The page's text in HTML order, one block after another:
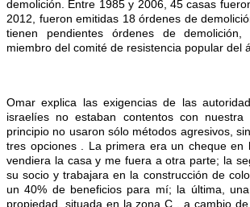
demolición. Entre 1985 y 2006, 45 casas
2012, fueron emitidas 18 órdenes de
tienen pendientes órdenes de
miembro del comité de resistencia popular del
Omar explica las exigencias de las
israelíes no estaban contentos con
principio no usaron sólo métodos agresivos,
tres opciones . La primera era un cheque en
vendiera la casa y me fuera a otra parte; la
su socio y trabajara en la construcción de
un 40% de beneficios para mí; la última,
propiedad, situada en la zona C , a cambio